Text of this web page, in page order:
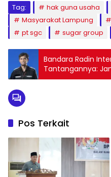
Tag: hak guna usaha
Masyarakat Lampung
pt sgc
sugar group
Bandara Radin
Tantangannya:
Rasa Lokal
Pos Terkait